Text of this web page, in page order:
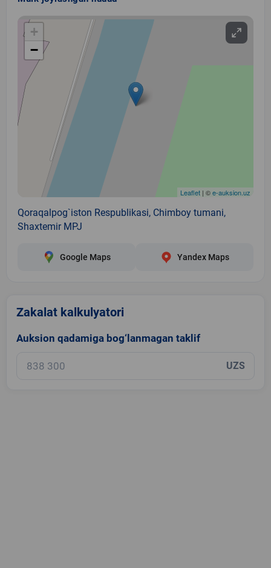
+
−
Leaflet | ©e-auksion.uz
Qoraqalpog`iston Respublikasi, Chimboy tumani,
Shaxtemir MPJ
Google Maps Yandex Maps
Zakalat kalkulyatori
Auksion qadamiga bog‘lanmagan taklif
UZS